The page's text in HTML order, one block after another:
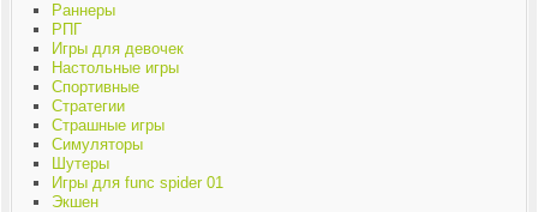
Раннеры
РПГ
Игры для девочек
Настольные игры
Спортивные
Стратегии
Страшные игры
Симуляторы
Шутеры
Игры для func spider 01
Экшен